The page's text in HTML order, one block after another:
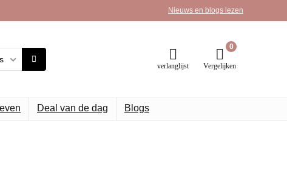
Nieuws en blogs lezen
verlanglijst
0
Vergelijken
Deal van de dag Blogs